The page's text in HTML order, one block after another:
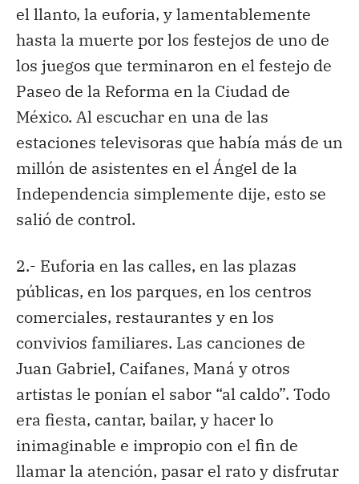
el llanto, la euforia, y lamentablemente
hasta la muerte por los festejos de uno de
los juegos que terminaron en el festejo de
Paseo de la Reforma en la Ciudad de
México. Al escuchar en una de las
estaciones televisoras que había más de un
millón de asistentes en el Ángel de la
Independencia simplemente dije, esto se
salió de control.
2.- Euforia en las calles, en las plazas
públicas, en los parques, en los centros
comerciales, restaurantes y en los
convivios familiares. Las canciones de
Juan Gabriel, Caifanes, Maná y otros
artistas le ponían el sabor “al caldo”. Todo
era fiesta, cantar, bailar, y hacer lo
inimaginable e impropio con el fin de
llamar la atención, pasar el rato y disfrutar